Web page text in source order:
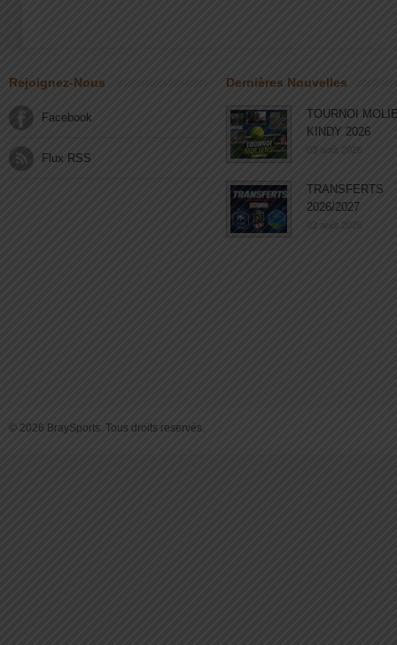
Rejoignez-Nous
Facebook
Flux RSS
Dernières Nouvelles
TOURNOI
KINDY 2026
03 août 2026
TRANSFERTS
2026/2027
03 août 2026
© 2026 BraySports. Tous droits reservés.